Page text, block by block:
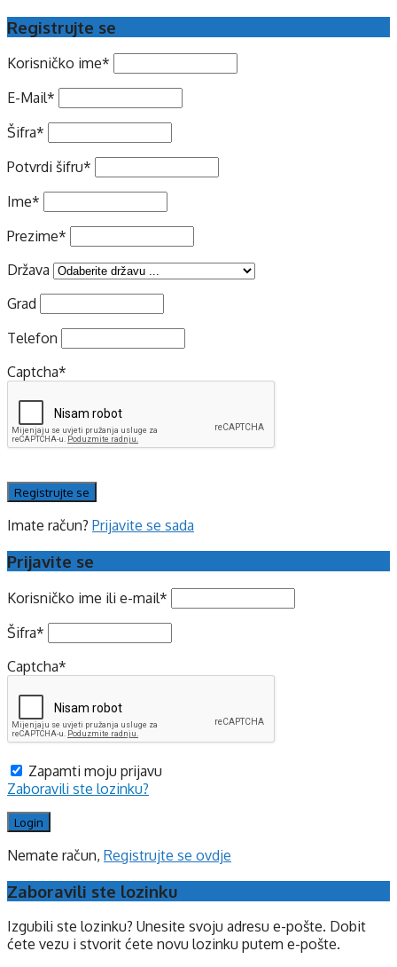
Registrujte se
Korisničko ime*
E-Mail*
Šifra*
Potvrdi šifru*
Ime*
Prezime*
Država
Grad
Telefon
Captcha*
Imate račun? Prijavite se sada
Prijavite se
Korisničko ime ili e-mail*
Šifra*
Captcha*
Zapamti moju prijavu
Zaboravili ste lozinku?
Nemate račun, Registrujte se ovdje
Zaboravili ste lozinku
Izgubili ste lozinku? Unesite svoju adresu e-pošte. Dobit
ćete vezu i stvorit ćete novu lozinku putem e-pošte.